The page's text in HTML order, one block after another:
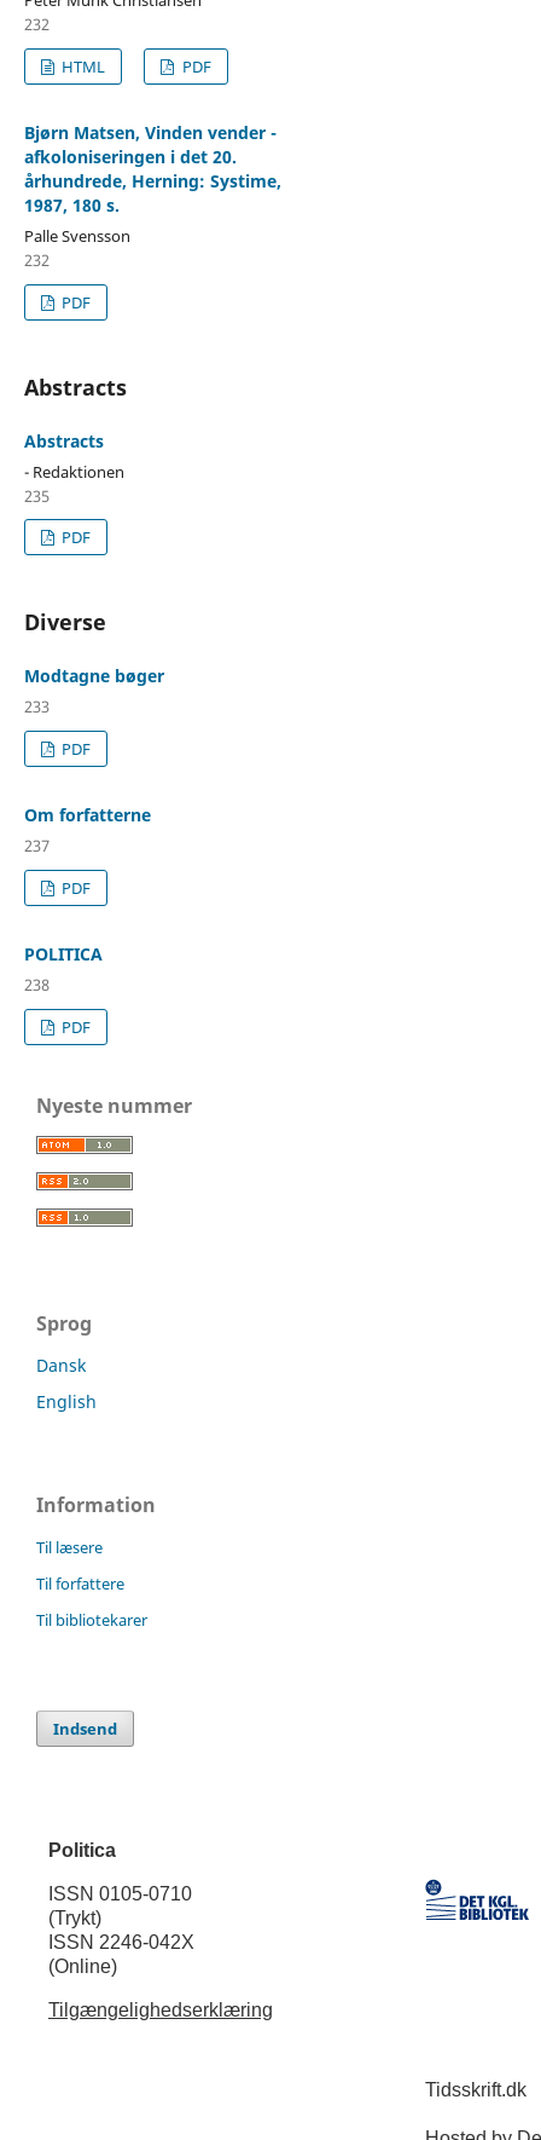
232
HTML
PDF
Bjørn Matsen, Vinden vender -
afkoloniseringen i det 20.
århundrede, Herning: Systime,
1987, 180 s.
Palle Svensson
232
PDF
Abstracts
Abstracts
- Redaktionen
235
PDF
Diverse
Modtagne bøger
233
PDF
Om forfatterne
237
PDF
POLITICA
238
PDF
Nyeste nummer
Sprog
Dansk
English
Information
Til læsere
Til forfattere
Til bibliotekarer
Indsend
Politica
ISSN 0105-0710
(Trykt)
ISSN 2246-042X
(Online)
Tilgængelighedserklæring